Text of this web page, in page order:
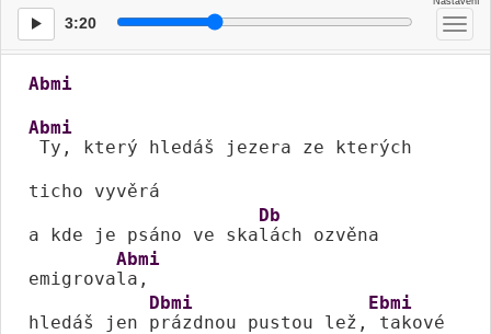
3:20
Abmi
Abmi
Ty, který hledáš jezera ze kterých
ticho vyvěrá
a kde je psáno ve ska
Db
lách ozvěna
emigrova
Abmi
la,
hledáš jen
Dbmi
prázdnou pustou lež,
Ebmi
takové